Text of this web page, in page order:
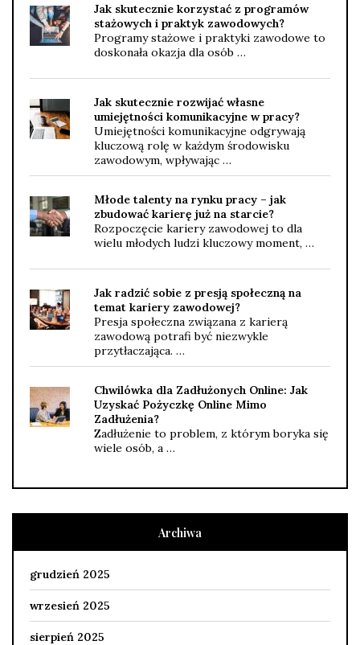
Jak skutecznie korzystać z programów
stażowych i praktyk zawodowych?
Programy stażowe i praktyki zawodowe to
doskonała okazja dla osób …
Jak skutecznie rozwijać własne
umiejętności komunikacyjne w pracy?
Umiejętności komunikacyjne odgrywają
kluczową rolę w każdym środowisku
zawodowym, wpływając …
Młode talenty na rynku pracy – jak
zbudować karierę już na starcie?
Rozpoczęcie kariery zawodowej to dla
wielu młodych ludzi kluczowy moment, …
Jak radzić sobie z presją społeczną na
temat kariery zawodowej?
Presja społeczna związana z karierą
zawodową potrafi być niezwykle
przytłaczająca. …
Chwilówka dla Zadłużonych Online: Jak
Uzyskać Pożyczkę Online Mimo
Zadłużenia?
Zadłużenie to problem, z którym boryka się
wiele osób, a …
Archiwa
grudzień 2025
wrzesień 2025
sierpień 2025